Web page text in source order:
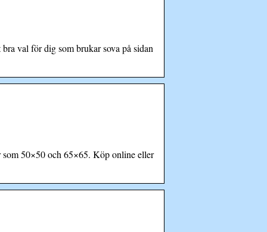
val för dig som brukar sova på sidan
som 50×50 och 65×65. Köp online eller